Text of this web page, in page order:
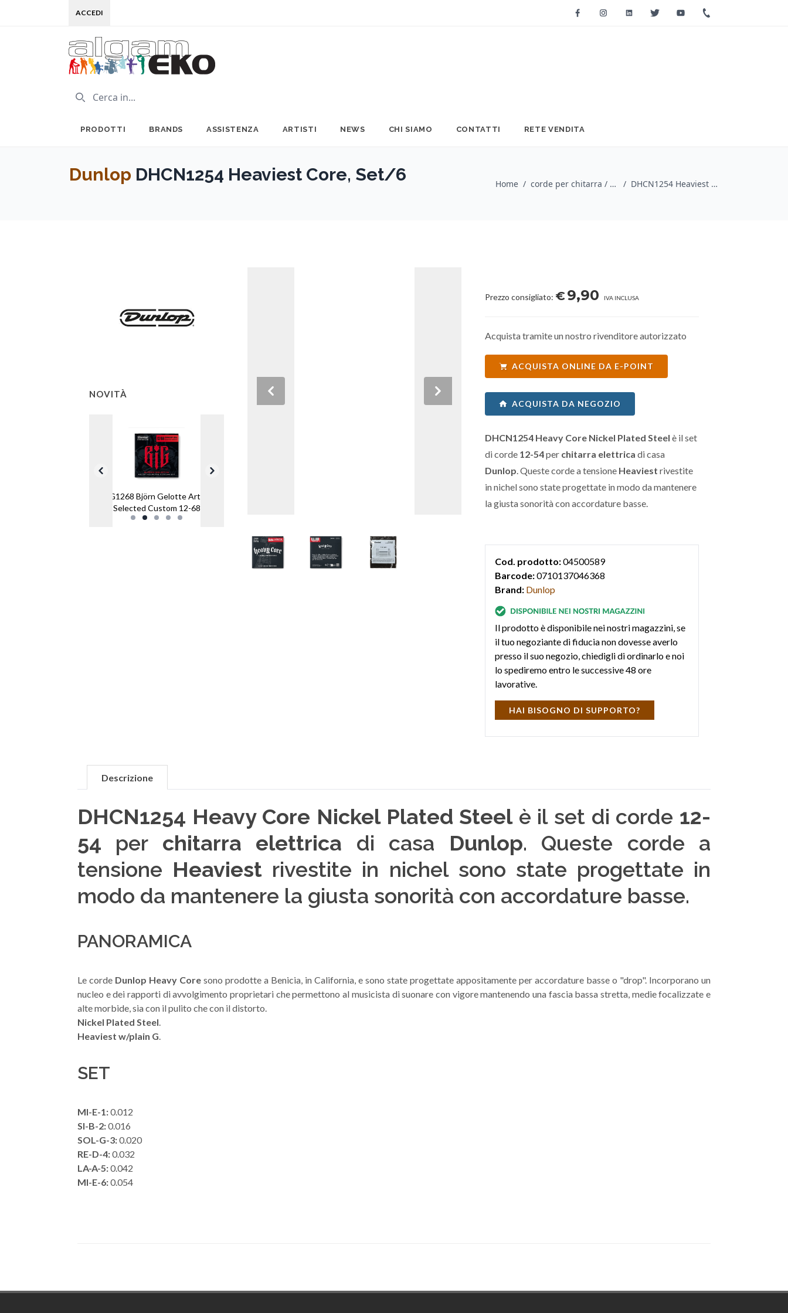
ACCEDI FacebookInstagramLinkedinTwitter Youtube
PRODOTTI BRANDS ASSISTENZA ARTISTI NEWS CHI SIAMO CONTATTI RETE VENDITA
Dunlop DHCN1254 Heaviest Core, Set/6 Home / corde per chitarra / Dunlop / DHCN1254 Heaviest Core, Set/6
NOVITÀ
BIG1268 Björn Gelotte Artist-
Selected Custom 12-68
Previous Next
Prezzo consigliato: €9,90 IVA INCLUSA
Acquista tramite un nostro rivenditore autorizzato
ACQUISTA ONLINE DA E-POINT
ACQUISTA DA NEGOZIO
DHCN1254 Heavy Core Nickel Plated Steel è il set
di corde 12-54per chitarra elettrica di casa
Dunlop. Queste corde a tensione Heaviest rivestite
in nichel sono state progettate in modo da mantenere
la giusta sonorità con accordature basse.
Cod. prodotto:04500589
Barcode:0710137046368
Brand: Dunlop
Il prodotto è disponibile nei nostri magazzini, se
il tuo negoziante di fiducia non dovesse averlo
presso il suo negozio, chiedigli di ordinarlo e noi
lo spediremo entro le successive 48 ore
lavorative.
HAI BISOGNO DI SUPPORTO?
Descrizione
DHCN1254 Heavy Core Nickel Plated Steelè il set di corde 12-
54 per chitarra elettrica di casa Dunlop. Queste corde a
tensione Heaviest rivestite in nichel sono state progettate in
modo da mantenere la giusta sonorità con accordature basse.
PANORAMICA
Le corde Dunlop Heavy Core sono prodotte a Benicia, in California, e sono state progettate appositamente per accordature basse o "drop". Incorporano un
nucleo e dei rapporti di avvolgimento proprietari che permettono al musicista di suonare con vigore mantenendo una fascia bassa stretta, medie focalizzate e
alte morbide, sia con il pulito che con il distorto.
Nickel Plated Steel.
Heaviest w/plain G.
SET
MI-E-1:0.012
SI-B-2:0.016
SOL-G-3:0.020
RE-D-4:0.032
LA-A-5:0.042
MI-E-6:0.054